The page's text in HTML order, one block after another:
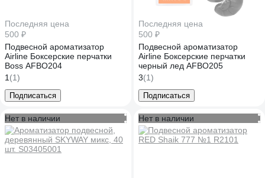
Последняя цена
500 ₽
Подвесной ароматизатор
Airline Боксерские перчатки
Boss AFBO204
1 (1)
Подписаться
Последняя цена
500 ₽
Подвесной ароматизатор
Airline Боксерские перчатки
черный лед AFBO205
3(1)
Подписаться
Нет в наличии Нет в наличии